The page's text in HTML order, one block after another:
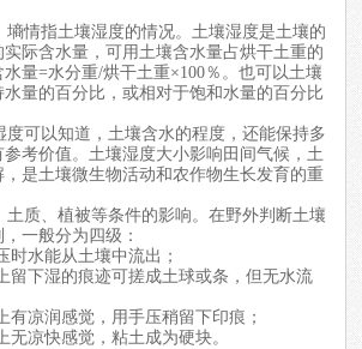
情指土壤湿度的情况。土壤湿度是土壤的
际含水量，可用土壤含水量占烘干土重的
量=水分重/烘干土重×100％。也可以土壤
量的百分比，或相对于饱和水量的百分比
可以知道，土壤含水的程度，还能保持多
考价值。土壤湿度大小影响田间气候，土
是土壤微生物活动和农作物生长发育的重
质、植被等条件的影响。在野外判断土壤
一般分为四级：
水能从土壤中流出；
留下湿的痕迹可搓成土球或条，但无水流
凉润感觉，用手压稍留下印痕；
凉快感觉，粘土成为硬块。